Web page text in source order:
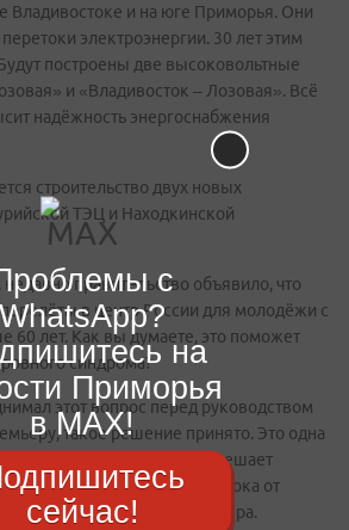
Владивостоке и на юге Приморья. Они
электроэнергии. 30 лет этим
построены две высоковольтные
и «Владивосток – Лозовая». Всё
надёжность энергоснабжения
строительство двух новых
ТЭЦ и Находкинской
правительство объявило, что
перелёты в центр России для молодёжи с
60 лет. Как вы думаете, это поможет
синдрома?
этот вопрос перед руководством
такое решение принято. Это одна
которой государство решает
территории Дальнего Востока от
И это очень эффективная мера.
с
WhatsApp?
на
Приморья
в MAX!
сейчас!